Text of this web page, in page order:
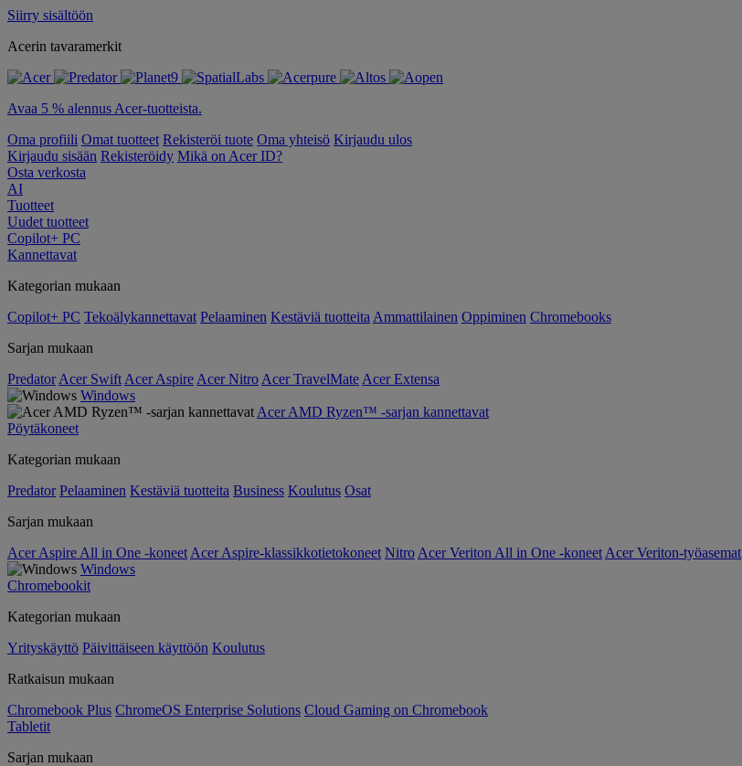
Siirry sisältöön
Acerin tavaramerkit
Avaa 5 % alennus Acer-tuotteista.
Oma profiili Omat tuotteet Rekisteröi tuote Oma yhteisö Kirjaudu ulos
Kirjaudu sisään Rekisteröidy Mikä on Acer ID?
Osta verkosta
AI
Tuotteet
Uudet tuotteet
Copilot+ PC
Kannettavat
Kategorian mukaan
Copilot+ PC Tekoälykannettavat Pelaaminen Kestäviä tuotteita Ammattilainen Oppiminen Chromebooks
Sarjan mukaan
Predator Acer Swift Acer Aspire Acer Nitro Acer TravelMate Acer Extensa
Windows
Acer AMD Ryzen™ -sarjan kannettavat
Pöytäkoneet
Kategorian mukaan
Predator Pelaaminen Kestäviä tuotteita Business Koulutus Osat
Sarjan mukaan
Acer Aspire All in One -koneet Acer Aspire-klassikkotietokoneet Nitro Acer Veriton All in One -koneet Acer Veriton-työasemat
Windows
Chromebookit
Kategorian mukaan
Yrityskäyttö Päivittäiseen käyttöön Koulutus
Ratkaisun mukaan
Chromebook Plus ChromeOS Enterprise Solutions Cloud Gaming on Chromebook
Tabletit
Sarjan mukaan